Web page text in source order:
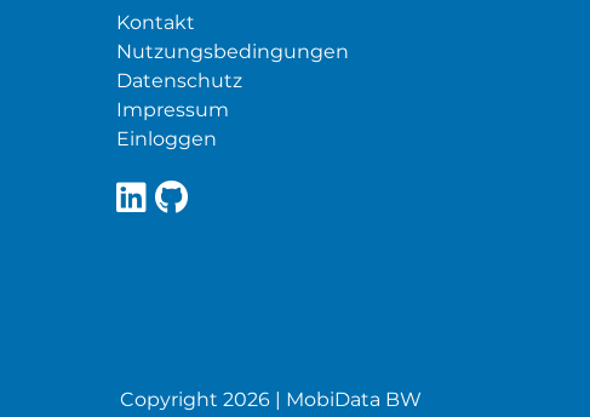
Kontakt
Nutzungsbedingungen
Datenschutz
Impressum
Einloggen
Copyright 2026 | MobiData BW